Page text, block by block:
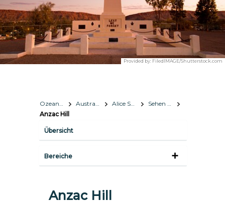
Provided by: FiledIMAGE/Shutterstock.com
Ozeanien Australien Alice Springs
Sehen & Erleben
Anzac Hill
Übersicht
Bereiche
Anzac Hill